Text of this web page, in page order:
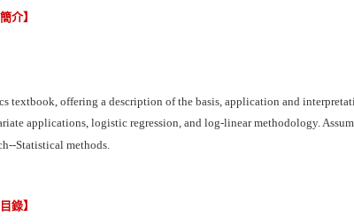
介】
textbook, offering a description of the basis, application and
applications, logistic regression, and log-linear methodology.
Statistical methods.
錄】